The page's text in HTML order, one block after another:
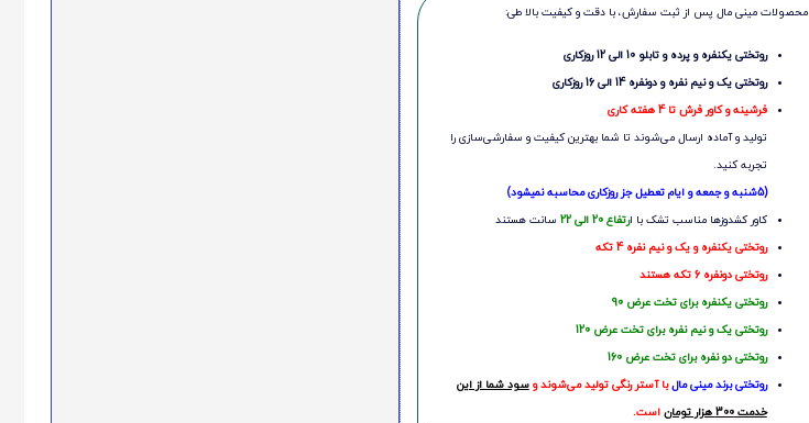
محصولات مینی‌ مال پس از ثبت سفارش، با دقت و کیفیت بالا طی:
روتختی یکنفره و پرده و تابلو 10 الی 12 روزکاری
روتختی یک و نیم نفره و دونفره 14 الی 16 روزکاری
فرشینه و کاور فرش تا 4 هفته کاری
تولید و آماده ارسال می‌شوند تا شما بهترین کیفیت و سفارشی‌سازی را
تجربه کنید.
(5شنبه و جمعه و ایام تعطیل جز روزکاری محاسبه نمیشود)
کاور کشدوزها مناسب تشک با ارتفاع 20 الی 22
سانت هستند
روتختی یکنفره و یک و نیم نفره 4 تکه
روتختی دونفره 6 تکه هستند
روتختی یکنفره برای تخت عرض 90
روتختی یک و نیم نفره برای تخت عرض 120
روتختی دو نفره برای تخت عرض 160
روتختی‌ برند مینی مالبا آستر رنگی تولید می‌شوند وسود شما از این
خدمت 300 هزار تومان
است.